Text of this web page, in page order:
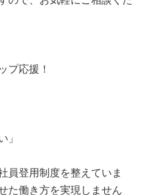
プ応援！
」
員登用制度を整えていま
た働き方を実現しません